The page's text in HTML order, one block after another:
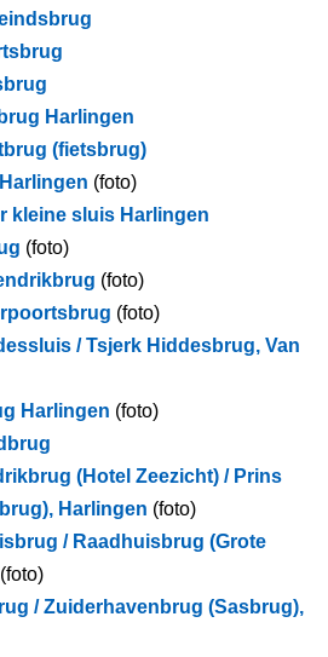
Harlingen
(fietsbrug)
(foto)
kleine sluis Harlingen
(foto)
(foto)
(foto)
/ Tsjerk Hiddesbrug, Van
Harlingen (foto)
(Hotel Zeezicht) / Prins
Harlingen (foto)
/ Raadhuisbrug (Grote
(foto)
/ Zuiderhavenbrug (Sasbrug),